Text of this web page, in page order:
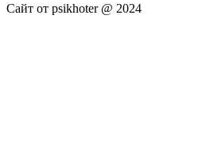
Сайт от psikhoter @ 2024